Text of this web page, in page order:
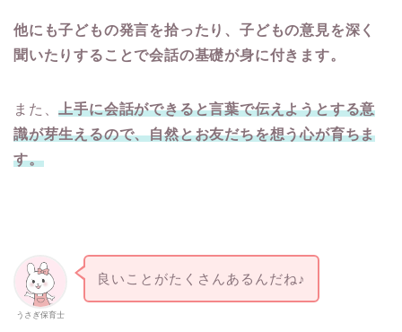
他にも子どもの発言を拾ったり、子どもの意見を深く
聞いたりすることで会話の基礎が身に付きます。
また、上手に会話ができると言葉で伝えようとする意
識が芽生えるので、自然とお友だちを想う心が育ちま
す。
うさぎ保育士
良いことがたくさんあるんだね♪